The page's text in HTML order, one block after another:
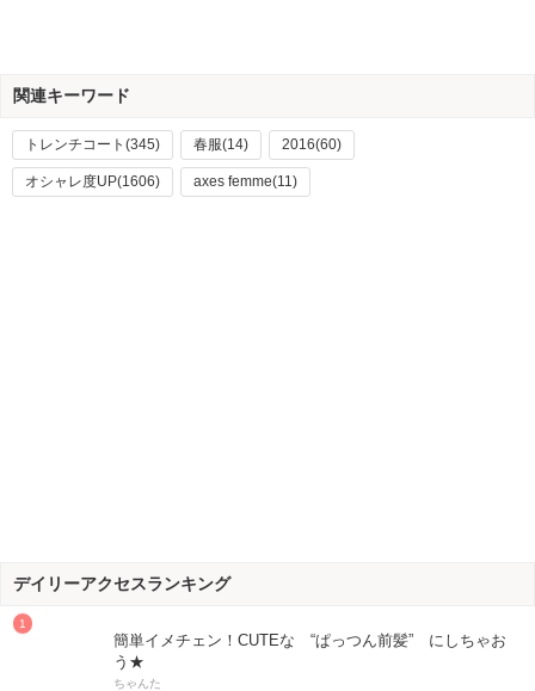
関連キーワード
トレンチコート(345) 春服(14) 2016(60)
オシャレ度UP(1606) axes femme(11)
デイリーアクセスランキング
簡単イメチェン！CUTEな “ぱっつん前髪” にしちゃお
う★
ちゃんた